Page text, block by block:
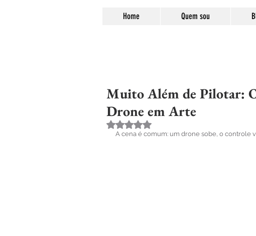
Home Quem sou
Muito Além de Pilotar:
Drone em Arte
Avaliado com NaN de 5 estrelas.
A cena é comum: um drone sobe, o controle